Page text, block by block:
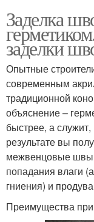
Заделка
заделки
Опытные
современным
традиционной
объяснение –
быстрее, а
результате вы
межвенцовые швы
попадания влаги
гниения) и
Преимущества